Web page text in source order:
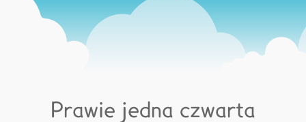
Prawie jedna czwarta